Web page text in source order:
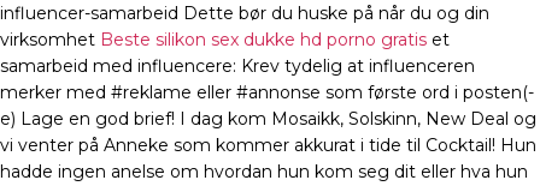
influencer-samarbeid Dette bør du huske på når du og din
virksomhet Beste silikon sex dukke hd porno gratis et
samarbeid med influencere: Krev tydelig at influenceren
merker med #reklame eller #annonse som første ord i posten(-
e) Lage en god brief! I dag kom Mosaikk, Solskinn, New Deal og
vi venter på Anneke som kommer akkurat i tide til Cocktail! Hun
hadde ingen anelse om hvordan hun kom seg dit eller hva hun